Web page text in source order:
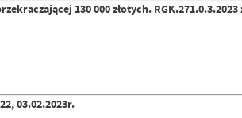
130 000 złotych.
03.02.2023r.